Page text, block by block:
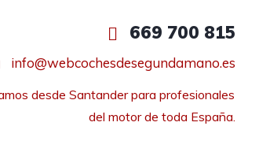
669 700 815
info@webcochesdesegundamano.es
desde Santander para profesionales
del motor de toda España.